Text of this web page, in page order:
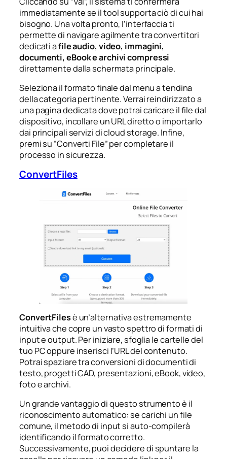
immediatamente se il tool supporta ciò di cui hai
bisogno. Una volta pronto, l’interfaccia ti
permette di navigare agilmente tra convertitori
dedicati afile audio, video, immagini,
documenti, eBook e archivi compressi
direttamente dalla schermata principale.
Seleziona il formato finale dal menu a tendina
della categoria pertinente. Verrai reindirizzato a
una pagina dedicata dove potrai caricare il file dal
dispositivo, incollare un URL diretto o importarlo
dai principali servizi di cloud storage. Infine,
premi su “Converti File” per completare il
processo in sicurezza.
ConvertFiles
ConvertFilesè un’alternativa estremamente
intuitiva che copre un vasto spettro di formati di
input e output. Per iniziare, sfoglia le cartelle del
tuo PC oppure inserisci l’URL del contenuto.
Potrai spaziare tra conversioni di documenti di
testo, progetti CAD, presentazioni, eBook, video,
foto e archivi.
Un grande vantaggio di questo strumento è il
riconoscimento automatico: se carichi un file
comune, il metodo di input si auto-compilerà
identificando il formato corretto.
Successivamente, puoi decidere di spuntare la